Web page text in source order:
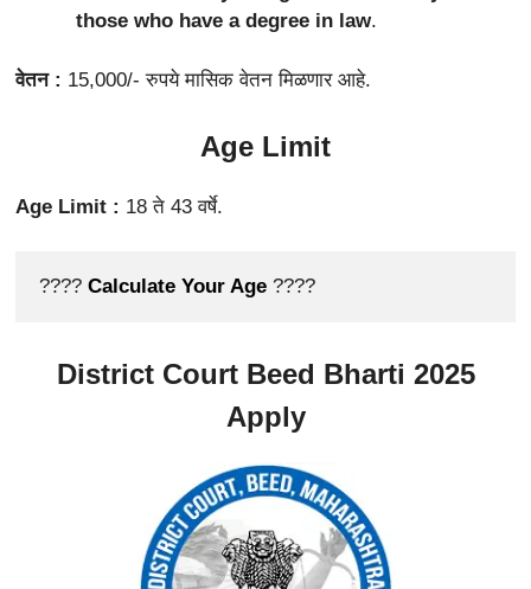
those who have a degree in law.
वेतन : 15,000/- रुपये मासिक वेतन मिळणार आहे.
Age Limit
Age Limit : 18 ते 43 वर्षे.
???? Calculate Your Age ????
District Court Beed Bharti 2025
Apply